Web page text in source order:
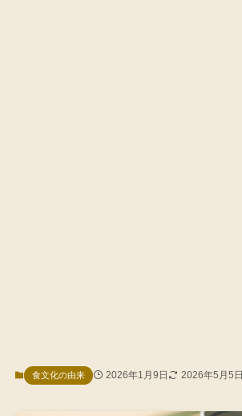
食文化の由来 2026年1月9日 2026年5月5日